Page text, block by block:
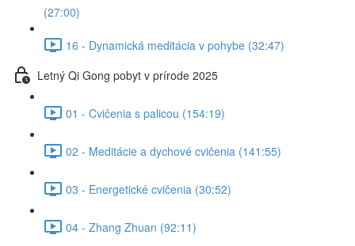
(27:00)
16 - Dynamická meditácia v pohybe (32:47)
Letný Qi Gong pobyt v prírode 2025
01 - Cvičenia s palicou (154:19)
02 - Meditácie a dychové cvičenia (141:55)
03 - Energetické cvičenia (30:52)
04 - Zhang Zhuan (92:11)